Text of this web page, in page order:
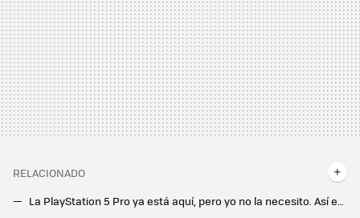
RELACIONADO
La PlayStation 5 Pro ya está aquí, pero yo no la necesito. Así es como juego a la Play desde mi móvil Android